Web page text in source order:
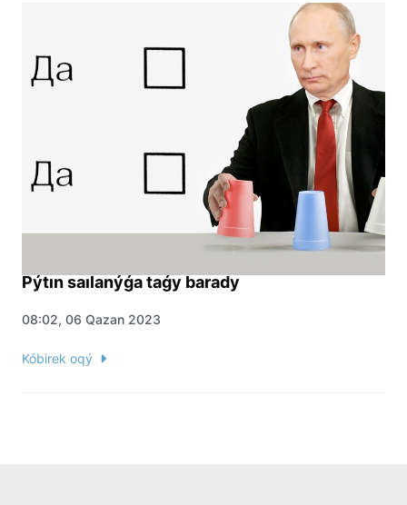
Pýtın saılanýǵa taǵy barady
08:02, 06 Qazan 2023
Kóbirek oqý